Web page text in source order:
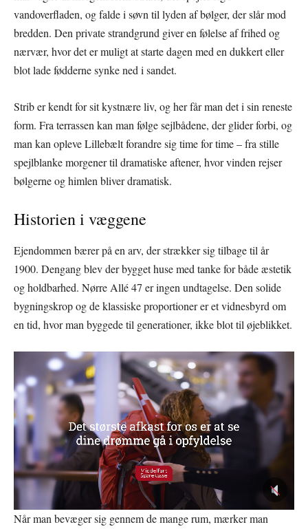
vandoverfladen, og falde i søvn til lyden af bølger, der slår mod
bredden. Den private strandgrund giver en følelse af frihed og
nærvær, hvor det er muligt at starte dagen med en dukkert eller
blot lade fødderne synke ned i sandet.
Strib er kendt for sit kystnære liv, og her får man det i sin reneste
form. Fra terrassen kan man følge sejlbådene, der glider forbi, og
man kan opleve Lillebælt forandre sig time for time – fra stille
spejlblanke morgener til dramatiske aftener, hvor vinden rejser
bølgerne og himlen bliver dramatisk.
Historien i væggene
Ejendommen bærer på en arv, der strækker sig tilbage til år
1900. Dengang blev der bygget huse med tanke for både æstetik
og holdbarhed. Nørre Allé 47 er ingen undtagelse. Den solide
bygningskrop og de klassiske proportioner er et vidnesbyrd om
en tid, hvor man byggede til generationer, ikke blot til øjeblikket.
Når man bevæger sig gennem de mange rum, mærker man